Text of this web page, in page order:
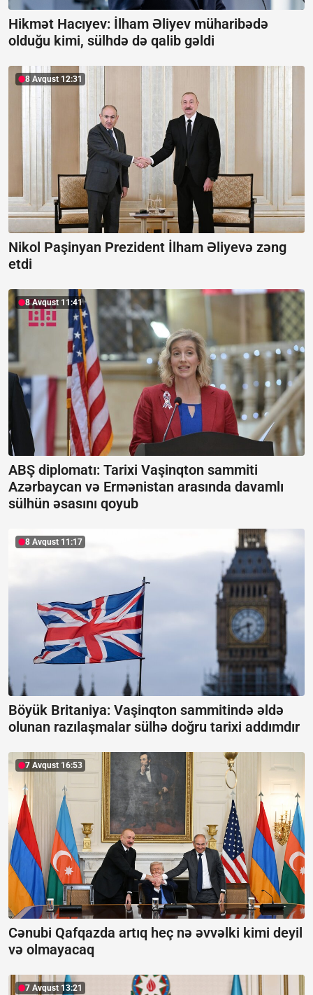
Hikmət Hacıyev: İlham Əliyev müharibədə
olduğu kimi, sülhdə də qalib gəldi
8 Avqust 12:31
Nikol Paşinyan Prezident İlham Əliyevə zəng
etdi
8 Avqust 11:41
ABŞ diplomatı: Tarixi Vaşinqton sammiti
Azərbaycan və Ermənistan arasında davamlı
sülhün əsasını qoyub
8 Avqust 11:17
Böyük Britaniya: Vaşinqton sammitində əldə
olunan razılaşmalar sülhə doğru tarixi addımdır
7 Avqust 16:53
Cənubi Qafqazda artıq heç nə əvvəlki kimi deyil
və olmayacaq
7 Avqust 13:21